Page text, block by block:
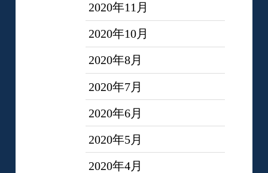
2020年11月
2020年10月
2020年8月
2020年7月
2020年6月
2020年5月
2020年4月